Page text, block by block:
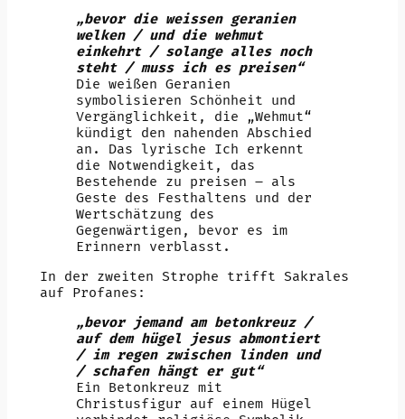
„bevor die weissen geranien
welken / und die wehmut
einkehrt / solange alles noch
steht / muss ich es preisen“
Die weißen Geranien
symbolisieren Schönheit und
Vergänglichkeit, die „Wehmut“
kündigt den nahenden Abschied
an. Das lyrische Ich erkennt
die Notwendigkeit, das
Bestehende zu preisen – als
Geste des Festhaltens und der
Wertschätzung des
Gegenwärtigen, bevor es im
Erinnern verblasst.
In der zweiten Strophe trifft Sakrales
auf Profanes:
„bevor jemand am betonkreuz /
auf dem hügel jesus abmontiert
/ im regen zwischen linden und
/ schafen hängt er gut“
Ein Betonkreuz mit
Christusfigur auf einem Hügel